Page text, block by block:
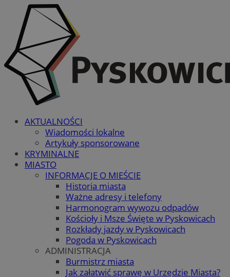
AKTUALNOŚCI
Wiadomości lokalne
Artykuły sponsorowane
KRYMINALNE
MIASTO
INFORMACJE O MIEŚCIE
Historia miasta
Ważne adresy i telefony
Harmonogram wywozu odpadów
Kościoły i Msze Święte w Pyskowicach
Rozkłady jazdy w Pyskowicach
Pogoda w Pyskowicach
ADMINISTRACJA
Burmistrz miasta
Jak załatwić sprawę w Urzędzie Miasta?